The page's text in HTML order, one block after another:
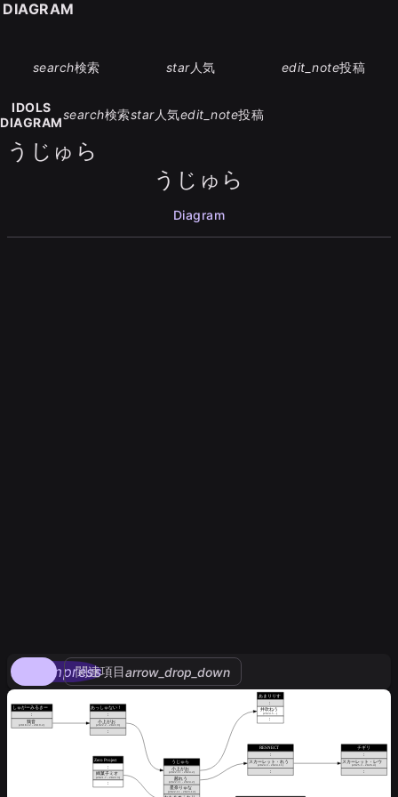
search検索 star人気 edit_note投稿
IDOLS
DIAGRAM
search検索star人気edit_note投稿
うじゅら
うじゅら
Diagram
compress
関連項目arrow_drop_down